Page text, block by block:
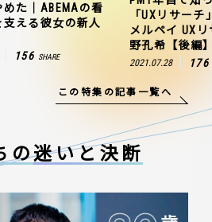
た｜ABEMAの看
える彼女の新人
156 SHARE
「UXリサー
メルペイ UX
野孔希【後編
2021.07.28 176
この特集の記事一覧へ
の迷いと決断